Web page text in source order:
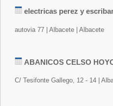
electricas perez y
autovia 77 | Albacete | Albacete
ABANICOS CELSO
C/ Tesifonte Gallego, 12 - 14 |